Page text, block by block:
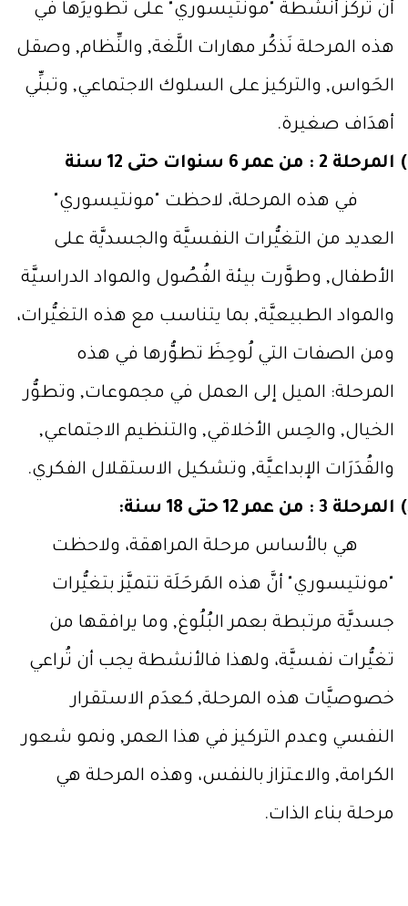
أن تركِّز أنشطة "مونتيسوري" على تطويرَها في
هذه المرحلة نَذكُر مهارات اللَّغة, والنِّظام, وصقل
الحَواس, والتركيز على السلوك الاجتماعي, وتبنِّي
أهدَاف صغيرة.
المرحلة 2 : من عمر 6 سنوات حتى 12 سنة
في هذه المرحلة، لاحظت "مونتيسوري"
العديد من التغيُّرات النفسيَّة والجسديَّة على
الأطفال, وطوَّرت بيئة الفُصُول والمواد الدراسيَّة
والمواد الطبيعيَّة, بما يتناسب مع هذه التغيُّرات،
ومن الصفات التي لُوحِظَ تطوُّرها في هذه
المرحلة: الميل إلى العمل في مجموعات, وتطوُّر
الخيال, والحِس الأخلاقي, والتنظيم الاجتماعي,
والقُدَرَات الإبداعيَّة, وتشكيل الاستقلال الفكري.
المرحلة 3 : من عمر 12 حتى 18 سنة:
هي بالأساس مرحلة المراهقة، ولاحظت
"مونتيسوري" أنَّ هذه المَرحَلَة تتميَّز بتغيُّرات
جسديَّة مرتبطة بعمر البُلُوغ, وما يرافقها من
تغيُّرات نفسيَّة، ولهذا فالأنشطة يجب أن تُراعي
خصوصيَّات هذه المرحلة, كعدَم الاستقرار
النفسي وعدم التركيز في هذا العمر, ونمو شعور
الكرامة, والاعتزاز بالنفس، وهذه المرحلة هي
مرحلة بناء الذات.